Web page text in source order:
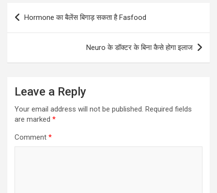
Post
navigation
Hormone का बैलेंस बिगाड़ सकता है Fasfood
Neuro के डॉक्टर के बिना कैसे होगा इलाज
Leave a Reply
Your email address will not be published. Required fields
are marked *
Comment *